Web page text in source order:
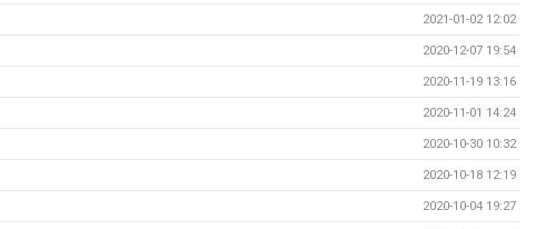
2021-01-02 12:02
2020-12-07 19:54
2020-11-19 13:16
2020-11-01 14:24
2020-10-30 10:32
2020-10-18 12:19
2020-10-04 19:27